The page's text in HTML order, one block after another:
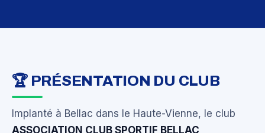
🏆 PRÉSENTATION DU CLUB
Implanté à Bellac dans le Haute-Vienne, le club
ASSOCIATION CLUB SPORTIF BELLAC